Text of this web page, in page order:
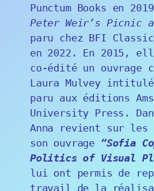
Punctum Books en
Peter Weir’s Picnic
paru chez BFI
en 2022. En 2015,
co-édité un ouvrage
Laura Mulvey
paru aux éditions
University Press.
Anna revient sur les
son ouvrage “Sofia
Politics of Visual
lui ont permis de
travail de la